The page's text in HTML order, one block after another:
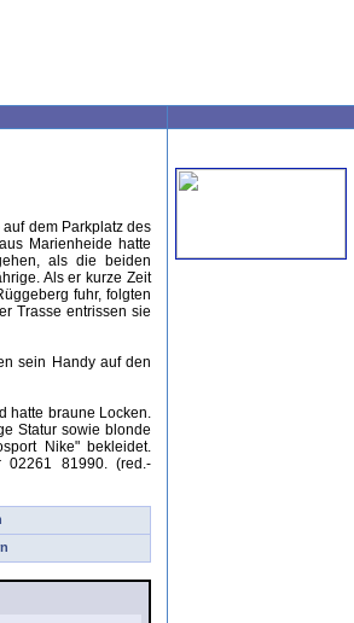
dem Parkplatz des
Marienheide hatte
als die beiden
Als er kurze Zeit
fuhr, folgten
Trasse entrissen sie
sein Handy auf den
hatte braune Locken.
Statur sowie blonde
Nike" bekleidet.
02261 81990. (red.-